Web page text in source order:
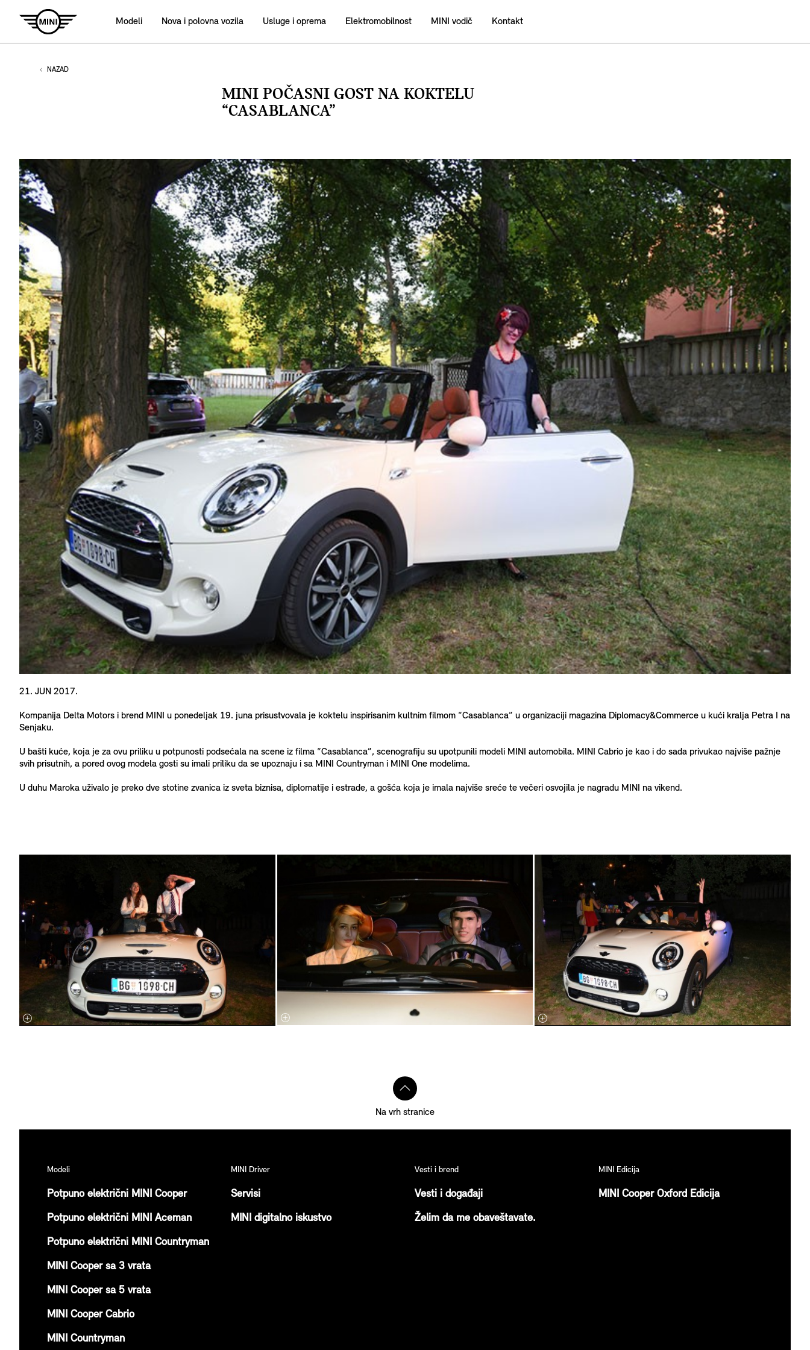
Modeli Nova i polovna vozila Usluge i oprema Elektromobilnost MINI vodič Kontakt
NAZAD
MINI POČASNI GOST NA KOKTELU
“CASABLANCA”
21. JUN 2017.
Kompanija Delta Motors i brend MINI u ponedeljak 19. juna prisustvovala je koktelu inspirisanim kultnim filmom “Casablanca” u organizaciji magazina Diplomacy&Commerce u kući kralja Petra I na
Senjaku.
U bašti kuće, koja je za ovu priliku u potpunosti podsećala na scene iz filma “Casablanca”, scenografiju su upotpunili modeli MINI automobila. MINI Cabrio je kao i do sada privukao najviše pažnje
svih prisutnih, a pored ovog modela gosti su imali priliku da se upoznaju i sa MINI Countryman i MINI One modelima.
U duhu Maroka uživalo je preko dve stotine zvanica iz sveta biznisa, diplomatije i estrade, a gošća koja je imala najviše sreće te večeri osvojila je nagradu MINI na vikend.
Na vrh stranice
Modeli
Potpuno električni MINI Cooper
Potpuno električni MINI Aceman
Potpuno električni MINI Countryman
MINI Cooper sa 3 vrata
MINI Cooper sa 5 vrata
MINI Cooper Cabrio
MINI Countryman
MINI Driver
Servisi
MINI digitalno iskustvo
Vesti i brend
Vesti i događaji
Želim da me obaveštavate.
MINI Edicija
MINI Cooper Oxford Edicija